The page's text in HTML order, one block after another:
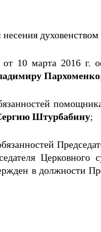
10 марта 2016 г.
Пархоменко
Штурбабину;
Церковного
в должности